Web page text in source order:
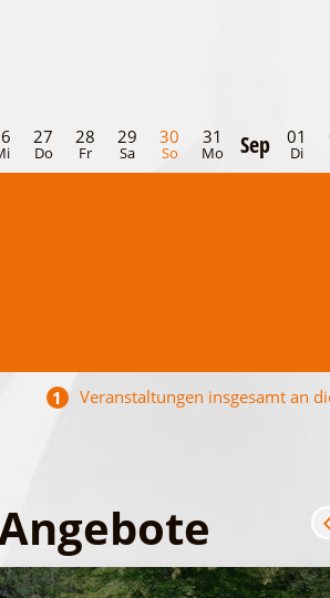
27
Do
28
Fr
29
Sa
30
So
31
Mo Sep 01
Di
1 Veranstaltungen insgesamt an